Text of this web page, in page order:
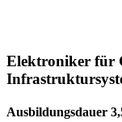
Elektroniker für
Ausbildungsdauer